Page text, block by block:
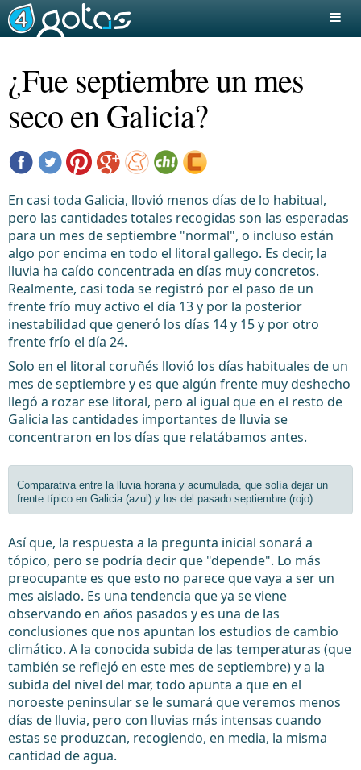
¿Fue septiembre un mes
seco en Galicia?
En casi toda Galicia, llovió menos días de lo habitual,
pero las cantidades totales recogidas son las esperadas
para un mes de septiembre "normal", o incluso están
algo por encima en todo el litoral gallego. Es decir, la
lluvia ha caído concentrada en días muy concretos.
Realmente, casi toda se registró por el paso de un
frente frío muy activo el día 13 y por la posterior
inestabilidad que generó los días 14 y 15 y por otro
frente frío el día 24.
Solo en el litoral coruñés llovió los días habituales de un
mes de septiembre y es que algún frente muy deshecho
llegó a rozar ese litoral, pero al igual que en el resto de
Galicia las cantidades importantes de lluvia se
concentraron en los días que relatábamos antes.
Comparativa entre la lluvia horaria y acumulada, que solía dejar un
frente típico en Galicia (azul) y los del pasado septiembre (rojo)
Así que, la respuesta a la pregunta inicial sonará a
tópico, pero se podría decir que "depende". Lo más
preocupante es que esto no parece que vaya a ser un
mes aislado. Es una tendencia que ya se viene
observando en años pasados y es una de las
conclusiones que nos apuntan los estudios de cambio
climático. A la conocida subida de las temperaturas (que
también se reflejó en este mes de septiembre) y a la
subida del nivel del mar, todo apunta a que en el
noroeste peninsular se le sumará que veremos menos
días de lluvia, pero con lluvias más intensas cuando
estas se produzcan, recogiendo, en media, la misma
cantidad de agua.